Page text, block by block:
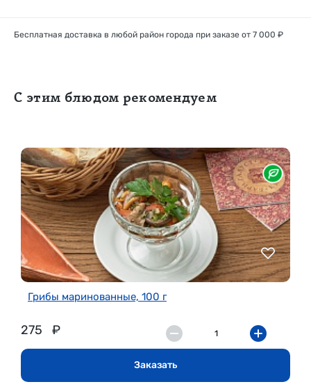
Бесплатная доставка в любой район города при заказе от 7 000 ₽
С этим блюдом рекомендуем
Грибы маринованные, 100 г
275 ₽
Заказать